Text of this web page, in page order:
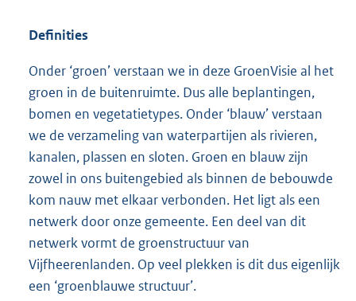
Definities
Onder ‘groen’ verstaan we in deze GroenVisie al het
groen in de buitenruimte. Dus alle beplantingen,
bomen en vegetatietypes. Onder ‘blauw’ verstaan
we de verzameling van waterpartijen als rivieren,
kanalen, plassen en sloten. Groen en blauw zijn
zowel in ons buitengebied als binnen de bebouwde
kom nauw met elkaar verbonden. Het ligt als een
netwerk door onze gemeente. Een deel van dit
netwerk vormt de groenstructuur van
Vijfheerenlanden. Op veel plekken is dit dus eigenlijk
een ‘groenblauwe structuur’.